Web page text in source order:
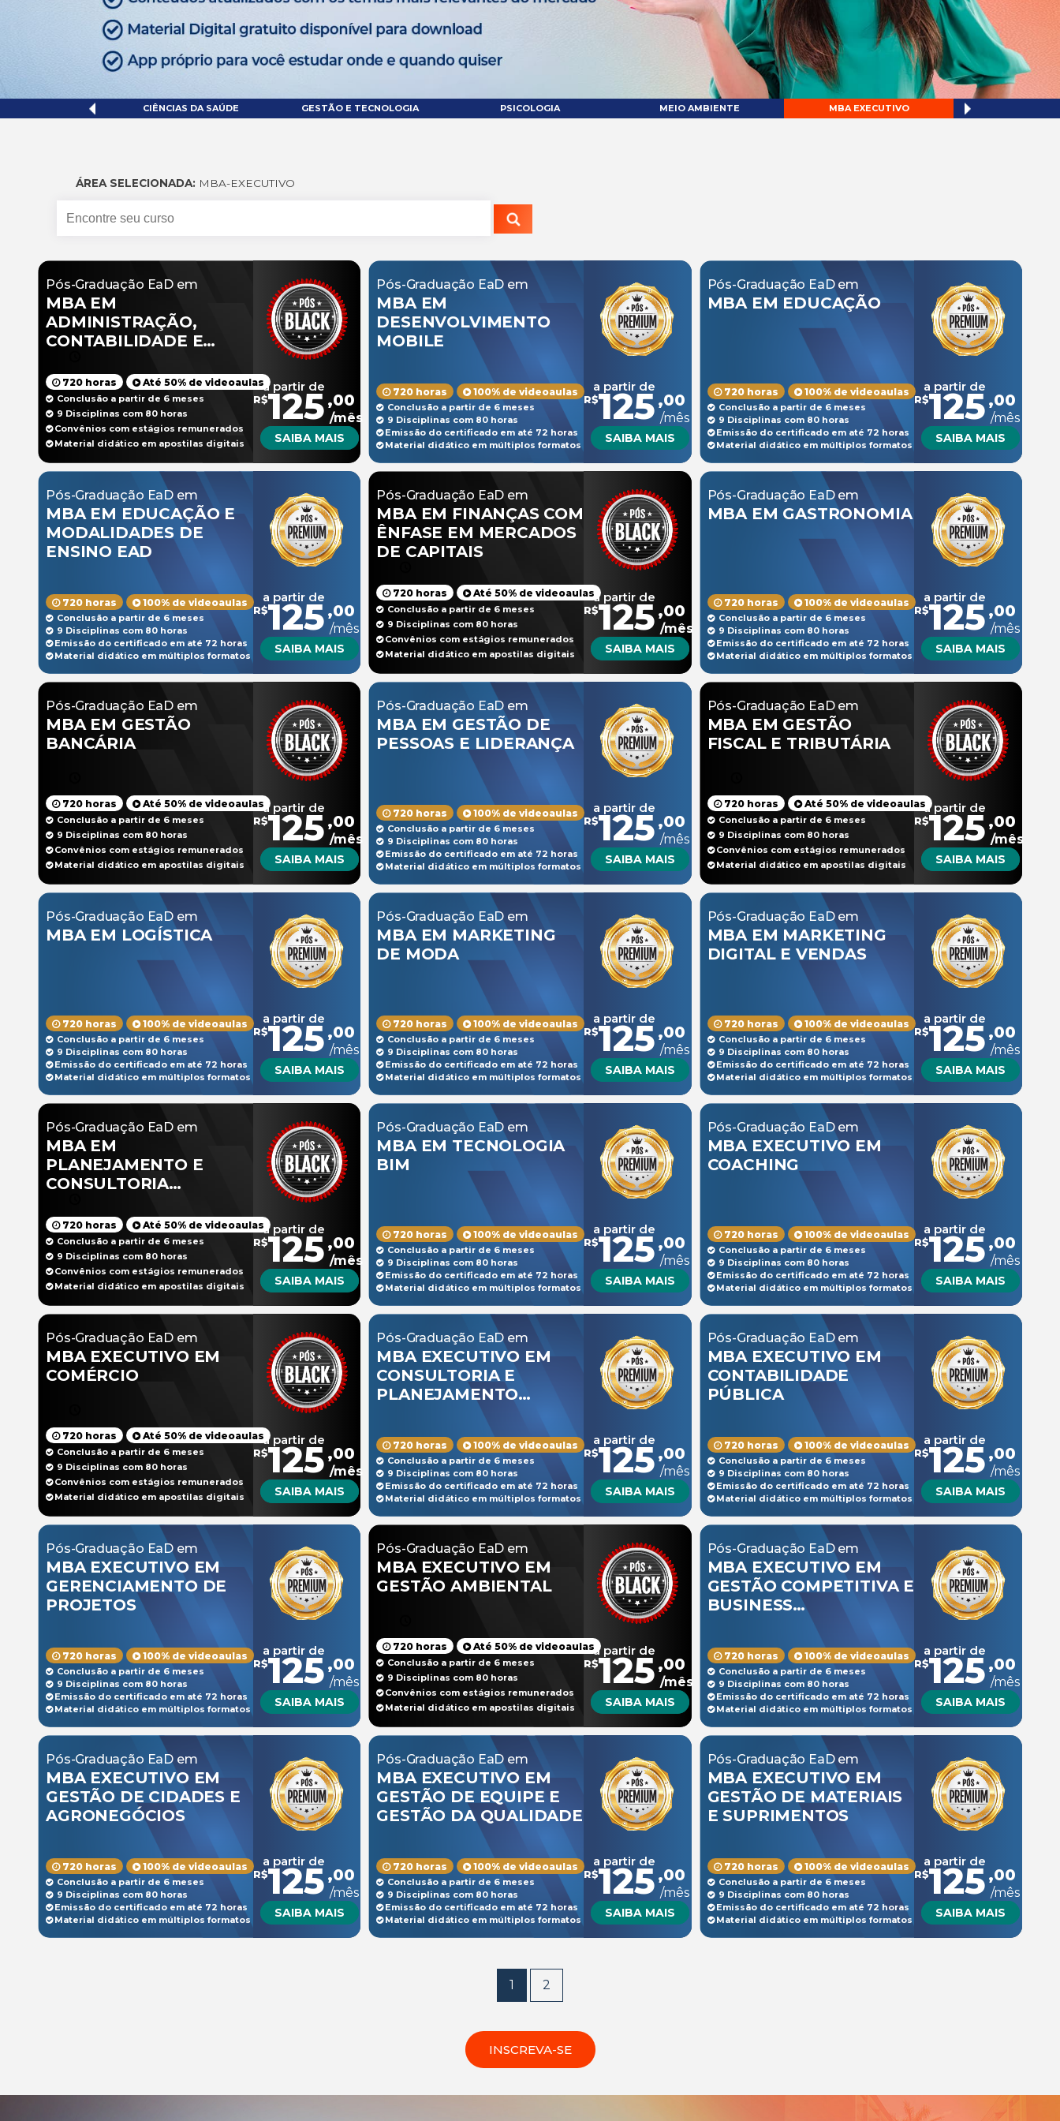
CIÊNCIAS DA SAÚDE GESTÃO E TECNOLOGIA PSICOLOGIA MEIO AMBIENTE MBA EXECUTIVO
ÁREA SELECIONADA: MBA-EXECUTIVO
Pós-Graduação EaD em
MBA EM
ADMINISTRAÇÃO,
CONTABILIDADE E
720 horas Até 50% de videoaulas
Conclusão a partir de 6 meses
9 Disciplinas com 80 horas
Convênios com estágios remunerados
Material didático em apostilas digitais
a partir de
R$125 ,00
/mês
SAIBA MAIS
Pós-Graduação EaD em
MBA EM
DESENVOLVIMENTO
MOBILE
720 horas 100% de videoaulas
Conclusão a partir de 6 meses
9 Disciplinas com 80 horas
Emissão do certificado em até 72 horas
Material didático em múltiplos formatos
a partir de
R$125 ,00
/mês
SAIBA MAIS
Pós-Graduação EaD em
MBA EM EDUCAÇÃO
720 horas 100% de videoaulas
Conclusão a partir de 6 meses
9 Disciplinas com 80 horas
Emissão do certificado em até 72 horas
Material didático em múltiplos formatos
a partir de
R$125 ,00
/mês
SAIBA MAIS
Pós-Graduação EaD em
MBA EM EDUCAÇÃO E
MODALIDADES DE
ENSINO EAD
720 horas 100% de videoaulas
Conclusão a partir de 6 meses
9 Disciplinas com 80 horas
Emissão do certificado em até 72 horas
Material didático em múltiplos formatos
a partir de
R$125 ,00
/mês
SAIBA MAIS
Pós-Graduação EaD em
MBA EM FINANÇAS COM
ÊNFASE EM MERCADOS
DE CAPITAIS
720 horas Até 50% de videoaulas
Conclusão a partir de 6 meses
9 Disciplinas com 80 horas
Convênios com estágios remunerados
Material didático em apostilas digitais
a partir de
R$125 ,00
/mês
SAIBA MAIS
Pós-Graduação EaD em
MBA EM GASTRONOMIA
720 horas 100% de videoaulas
Conclusão a partir de 6 meses
9 Disciplinas com 80 horas
Emissão do certificado em até 72 horas
Material didático em múltiplos formatos
a partir de
R$125 ,00
/mês
SAIBA MAIS
Pós-Graduação EaD em
MBA EM GESTÃO
BANCÁRIA
720 horas Até 50% de videoaulas
Conclusão a partir de 6 meses
9 Disciplinas com 80 horas
Convênios com estágios remunerados
Material didático em apostilas digitais
a partir de
R$125 ,00
/mês
SAIBA MAIS
Pós-Graduação EaD em
MBA EM GESTÃO DE
PESSOAS E LIDERANÇA
720 horas 100% de videoaulas
Conclusão a partir de 6 meses
9 Disciplinas com 80 horas
Emissão do certificado em até 72 horas
Material didático em múltiplos formatos
a partir de
R$125 ,00
/mês
SAIBA MAIS
Pós-Graduação EaD em
MBA EM GESTÃO
FISCAL E TRIBUTÁRIA
720 horas Até 50% de videoaulas
Conclusão a partir de 6 meses
9 Disciplinas com 80 horas
Convênios com estágios remunerados
Material didático em apostilas digitais
a partir de
R$125 ,00
/mês
SAIBA MAIS
Pós-Graduação EaD em
MBA EM LOGÍSTICA
720 horas 100% de videoaulas
Conclusão a partir de 6 meses
9 Disciplinas com 80 horas
Emissão do certificado em até 72 horas
Material didático em múltiplos formatos
a partir de
R$125 ,00
/mês
SAIBA MAIS
Pós-Graduação EaD em
MBA EM MARKETING
DE MODA
720 horas 100% de videoaulas
Conclusão a partir de 6 meses
9 Disciplinas com 80 horas
Emissão do certificado em até 72 horas
Material didático em múltiplos formatos
a partir de
R$125 ,00
/mês
SAIBA MAIS
Pós-Graduação EaD em
MBA EM MARKETING
DIGITAL E VENDAS
720 horas 100% de videoaulas
Conclusão a partir de 6 meses
9 Disciplinas com 80 horas
Emissão do certificado em até 72 horas
Material didático em múltiplos formatos
a partir de
R$125 ,00
/mês
SAIBA MAIS
Pós-Graduação EaD em
MBA EM
PLANEJAMENTO E
CONSULTORIA
720 horas Até 50% de videoaulas
Conclusão a partir de 6 meses
9 Disciplinas com 80 horas
Convênios com estágios remunerados
Material didático em apostilas digitais
a partir de
R$125 ,00
/mês
SAIBA MAIS
Pós-Graduação EaD em
MBA EM TECNOLOGIA
BIM
720 horas 100% de videoaulas
Conclusão a partir de 6 meses
9 Disciplinas com 80 horas
Emissão do certificado em até 72 horas
Material didático em múltiplos formatos
a partir de
R$125 ,00
/mês
SAIBA MAIS
Pós-Graduação EaD em
MBA EXECUTIVO EM
COACHING
720 horas 100% de videoaulas
Conclusão a partir de 6 meses
9 Disciplinas com 80 horas
Emissão do certificado em até 72 horas
Material didático em múltiplos formatos
a partir de
R$125 ,00
/mês
SAIBA MAIS
Pós-Graduação EaD em
MBA EXECUTIVO EM
COMÉRCIO
720 horas Até 50% de videoaulas
Conclusão a partir de 6 meses
9 Disciplinas com 80 horas
Convênios com estágios remunerados
Material didático em apostilas digitais
a partir de
R$125 ,00
/mês
SAIBA MAIS
Pós-Graduação EaD em
MBA EXECUTIVO EM
CONSULTORIA E
PLANEJAMENTO
EMPRESARIAL
720 horas 100% de videoaulas
Conclusão a partir de 6 meses
9 Disciplinas com 80 horas
Emissão do certificado em até 72 horas
Material didático em múltiplos formatos
a partir de
R$125 ,00
/mês
SAIBA MAIS
Pós-Graduação EaD em
MBA EXECUTIVO EM
CONTABILIDADE
PÚBLICA
720 horas 100% de videoaulas
Conclusão a partir de 6 meses
9 Disciplinas com 80 horas
Emissão do certificado em até 72 horas
Material didático em múltiplos formatos
a partir de
R$125 ,00
/mês
SAIBA MAIS
Pós-Graduação EaD em
MBA EXECUTIVO EM
GERENCIAMENTO DE
PROJETOS
720 horas 100% de videoaulas
Conclusão a partir de 6 meses
9 Disciplinas com 80 horas
Emissão do certificado em até 72 horas
Material didático em múltiplos formatos
a partir de
R$125 ,00
/mês
SAIBA MAIS
Pós-Graduação EaD em
MBA EXECUTIVO EM
GESTÃO AMBIENTAL
720 horas Até 50% de videoaulas
Conclusão a partir de 6 meses
9 Disciplinas com 80 horas
Convênios com estágios remunerados
Material didático em apostilas digitais
a partir de
R$125 ,00
/mês
SAIBA MAIS
Pós-Graduação EaD em
MBA EXECUTIVO EM
GESTÃO COMPETITIVA E
BUSINESS
INTELLIGENCE (BI)
720 horas 100% de videoaulas
Conclusão a partir de 6 meses
9 Disciplinas com 80 horas
Emissão do certificado em até 72 horas
Material didático em múltiplos formatos
a partir de
R$125 ,00
/mês
SAIBA MAIS
Pós-Graduação EaD em
MBA EXECUTIVO EM
GESTÃO DE CIDADES E
AGRONEGÓCIOS
720 horas 100% de videoaulas
Conclusão a partir de 6 meses
9 Disciplinas com 80 horas
Emissão do certificado em até 72 horas
Material didático em múltiplos formatos
a partir de
R$125 ,00
/mês
SAIBA MAIS
Pós-Graduação EaD em
MBA EXECUTIVO EM
GESTÃO DE EQUIPE E
GESTÃO DA QUALIDADE
720 horas 100% de videoaulas
Conclusão a partir de 6 meses
9 Disciplinas com 80 horas
Emissão do certificado em até 72 horas
Material didático em múltiplos formatos
a partir de
R$125 ,00
/mês
SAIBA MAIS
Pós-Graduação EaD em
MBA EXECUTIVO EM
GESTÃO DE MATERIAIS
E SUPRIMENTOS
720 horas 100% de videoaulas
Conclusão a partir de 6 meses
9 Disciplinas com 80 horas
Emissão do certificado em até 72 horas
Material didático em múltiplos formatos
a partir de
R$125 ,00
/mês
SAIBA MAIS
1 2
INSCREVA-SE